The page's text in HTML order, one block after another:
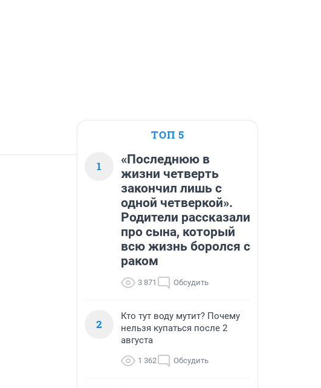
ТОП 5
1
«Последнюю в
жизни четверть
закончил лишь с
одной четверкой».
Родители рассказали
про сына, который
всю жизнь боролся с
раком
3 871 Обсудить
2
Кто тут воду мутит? Почему
нельзя купаться после 2
августа
1 362 Обсудить